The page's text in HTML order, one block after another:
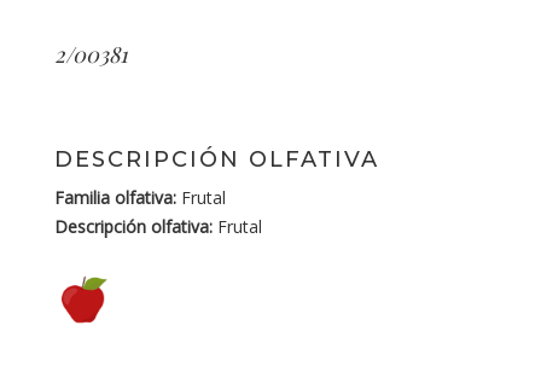
2/00381
DESCRIPCIÓN OLFATIVA
Familia olfativa: Frutal
Descripción olfativa: Frutal